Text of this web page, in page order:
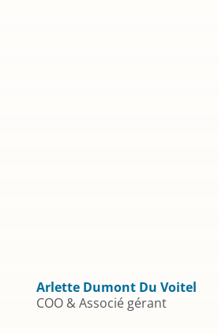
Arlette Dumont Du Voitel
COO & Associé gérant